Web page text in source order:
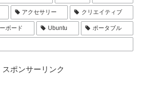
アクセサリー クリエイティブ
ボード Ubuntu ポータブル
スポンサーリンク